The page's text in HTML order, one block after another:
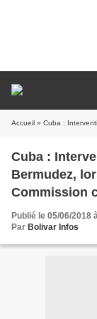
Accueil » Cuba : Intervention de Miguel Diaz-
Cuba :
Bermudez,
Commission
projet de
Publié le 05/06/2018
Par Bolivar Infos